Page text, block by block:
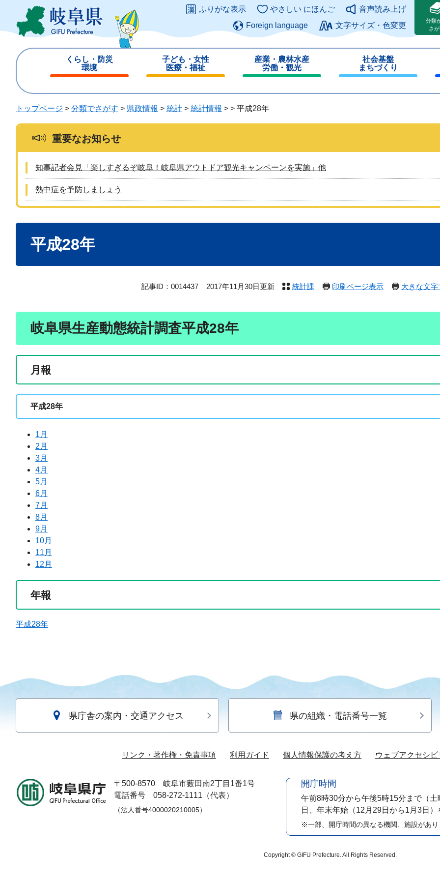
ジ
ュ
このページの本文へ
ふりがな表示 やさしい にほんご
音声読み上げ
Foreign language
文字サイズ・色変更
分類
さ
くらし・防災
環境
じ
子ども・女性
医療・福祉
じ
る
産業・農林水産
労働・観光
じ
る
社会基盤
まちづくり
じ
トップページ > 分類でさがす > 県政情報 > 統計 > 統計情報 > > 平成28年
重要なお知らせ
知事記者会見「楽しすぎるぞ岐阜！岐阜県アウトドア観光キャンペーンを実施」他
熱中症を予防しましょう
平成28年
記事ID：0014437 2017年11月30日更新 統計課 印刷ページ表示 大きな文
岐阜県生産動態統計調査平成28年
月報
平成28年
1月
2月
3月
4月
5月
6月
7月
8月
9月
10月
11月
12月
年報
平成28年
県庁舎の案内・交通アクセス 県の組織・電話番号一覧
リンク・著作権・免責事項 利用ガイド 個人情報保護の考え方 ウェブアクセシ
〒500-8570
岐阜市薮田南2丁目1番1号
電話番号 058-272-1111（代表）
（法人番号4000020210005）
開庁時間
午前8時30分から午後5時15分まで （
日、年末年始（12月29日から1月3日）
※一部、開庁時間の異なる機関、施設があり
Copyright © GIFU Prefecture. All Rights Reserved.